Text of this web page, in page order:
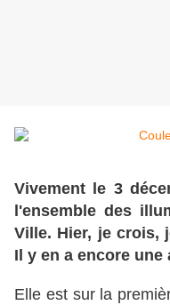
Vivement le 3
l'ensemble des
Ville. Hier, je crois,
Il y en a encore une
Elle est sur la